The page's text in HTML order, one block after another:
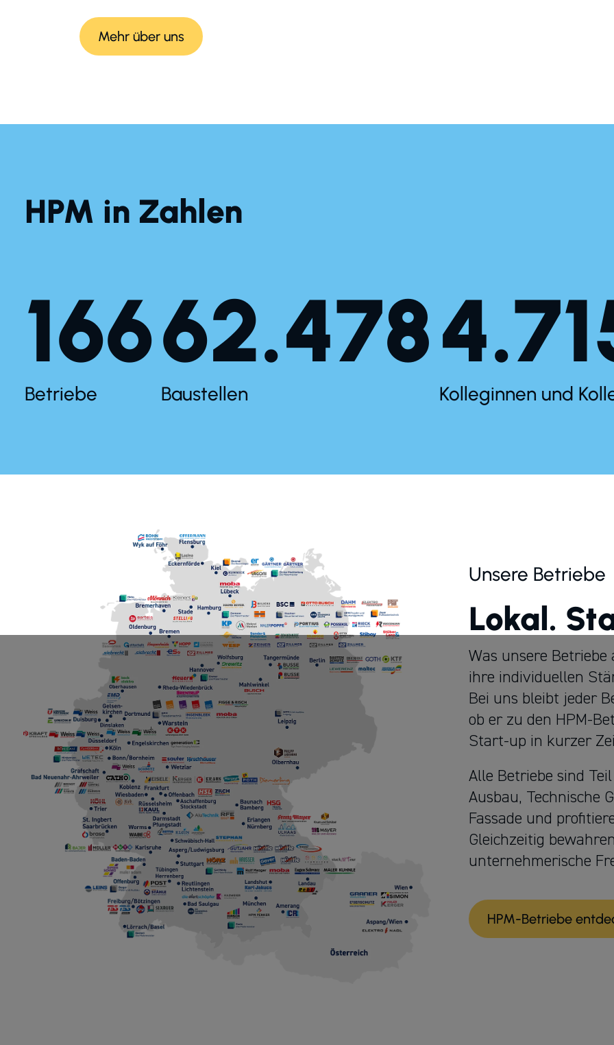
Mehr über uns
HPM in Zahlen
166
Betriebe
62.478
Baustellen Kolleginnen und
Unsere Betriebe
Lokal.
Was unsere Betriebe
ihre individuellen
Bei uns bleibt jeder
ob er zu den HPM-
Start-up in kurzer
Alle Betriebe sind
Ausbau, Technische
Fassade und
Gleichzeitig
unternehmerische
HPM-Betriebe